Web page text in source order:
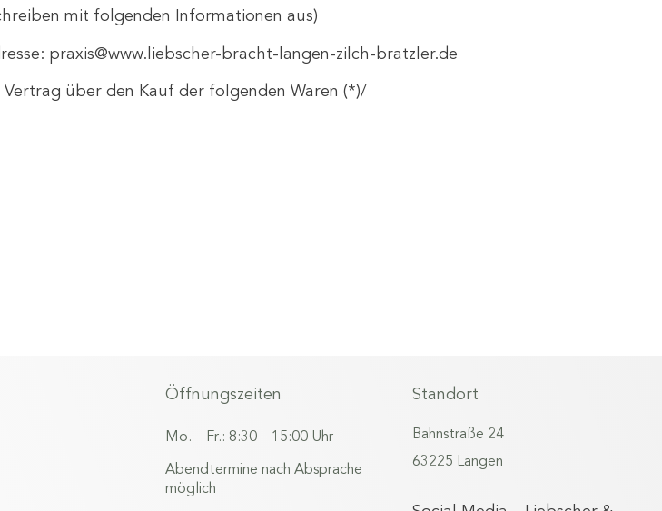
mit folgenden Informationen aus)
praxis@www.liebscher-bracht-langen-zilch-bratzler.de
über den Kauf der folgenden Waren (*)/
Öffnungszeiten
Mo. – Fr.: 8:30 – 15:00 Uhr
Abendtermine nach Absprache
möglich
Standort
Bahnstraße 24
63225 Langen